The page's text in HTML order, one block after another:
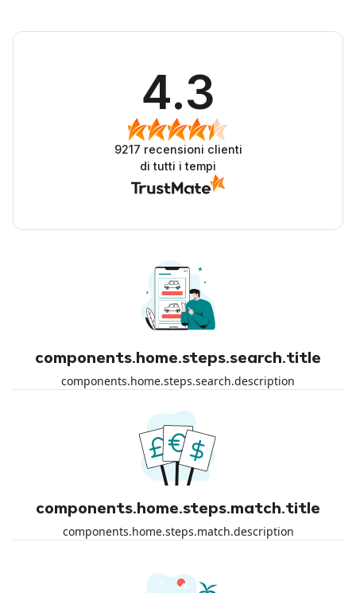
4.3
9217 recensioni clienti
di tutti i tempi
components.home.steps.search.title
components.home.steps.search.description
components.home.steps.match.title
components.home.steps.match.description